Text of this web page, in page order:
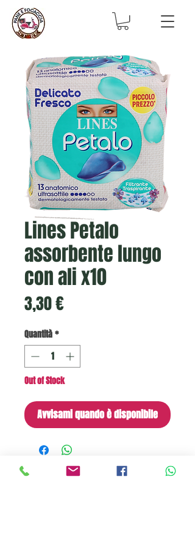
Lines Petalo
assorbente lungo
con ali x10
3,30 €Prezzo
Quantità*
Out of Stock
Avvisami quando è disponibile